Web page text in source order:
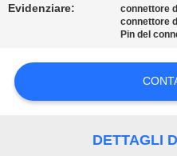
CONTATTICI
RICHIEDA
Evidenziare: connettore
connettore
Pin del
DETTAGLI